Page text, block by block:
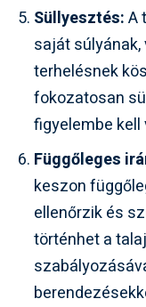
Süllyesztés:A
saját
terhelésnek
fokozatosan
figyelembe kell
Függőleges
keszon
ellenőrzik és
történhet a